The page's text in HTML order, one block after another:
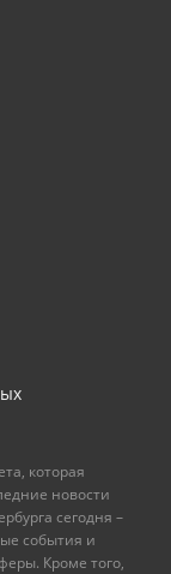
которая
новости
сегодня –
события и
Кроме того,